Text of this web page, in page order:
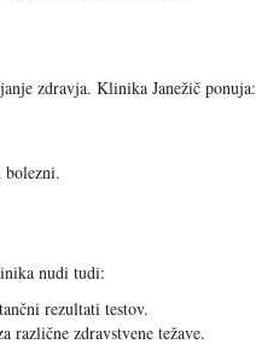
zdravja. Klinika Janežič ponuja:
bolezni.
nudi tudi:
rezultati testov.
različne zdravstvene težave.